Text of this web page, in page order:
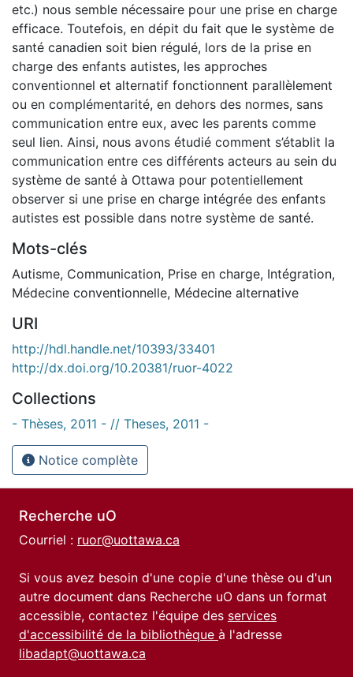
etc.) nous semble nécessaire pour une prise en charge
efficace. Toutefois, en dépit du fait que le système de
santé canadien soit bien régulé, lors de la prise en
charge des enfants autistes, les approches
conventionnel et alternatif fonctionnent parallèlement
ou en complémentarité, en dehors des normes, sans
communication entre eux, avec les parents comme
seul lien. Ainsi, nous avons étudié comment s’établit la
communication entre ces différents acteurs au sein du
système de santé à Ottawa pour potentiellement
observer si une prise en charge intégrée des enfants
autistes est possible dans notre système de santé.
Mots-clés
Autisme, Communication, Prise en charge, Intégration,
Médecine conventionnelle, Médecine alternative
URI
http://hdl.handle.net/10393/33401
http://dx.doi.org/10.20381/ruor-4022
Collections
- Thèses, 2011 - // Theses, 2011 -
Notice complète
Recherche uO
Courriel : ruor@uottawa.ca
Si vous avez besoin d'une copie d'une thèse ou d'un
autre document dans Recherche uO dans un format
accessible, contactez l'équipe des services
d'accessibilité de la bibliothèque à l'adresse
libadapt@uottawa.ca